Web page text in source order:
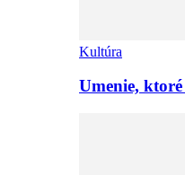
Kultúra
Umenie,